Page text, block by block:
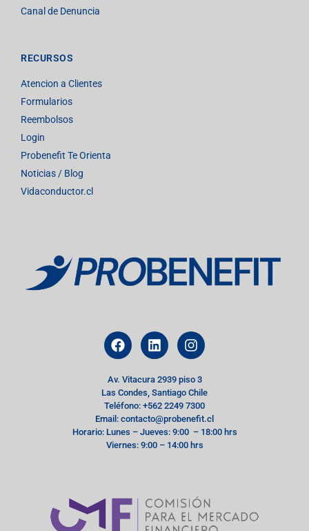
Canal de Denuncia
RECURSOS
Atencion a Clientes
Formularios
Reembolsos
Login
Probenefit Te Orienta
Noticias / Blog
Vidaconductor.cl
Av. Vitacura 2939 piso 3
Las Condes, Santiago Chile
Teléfono: +562 2249 7300
Email: contacto@probenefit.cl
Horario: Lunes – Jueves: 9:00 – 18:00 hrs
Viernes: 9:00 – 14:00 hrs